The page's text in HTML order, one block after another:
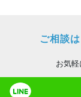
ご相談
お気軽